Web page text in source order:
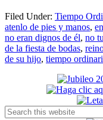
Filed Under: Tiempo
atenlo de pies y manos,
no eran dignos de él, no
de la fiesta de bodas,
de su hijo, tiempo
Primary
Sidebar
Search